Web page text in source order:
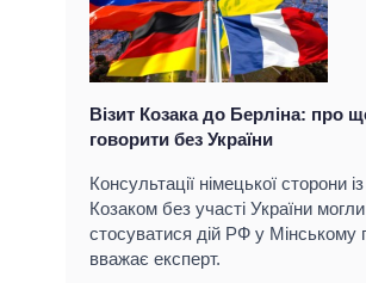
Візит Козака до Берліна: про
говорити без України
Консультації німецької сторони
Козаком без участі України могли
стосуватися дій РФ у Мінському
вважає експерт.